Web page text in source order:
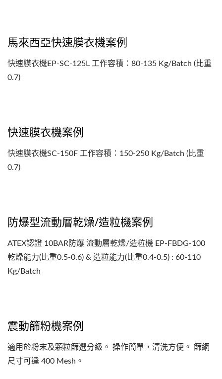
馬來西亞快速膜衣機案例
快速膜衣機EP-SC-125L 工作容積：80-135 Kg/Batch (比重
0.7)
快速膜衣機案例
快速膜衣機SC-150F 工作容積：150-250 Kg/Batch (比重
0.7)
防爆型流動層乾燥/造粒機案例
ATEX認證 10BAR防爆 流動層乾燥/造粒機 EP-FBDG-100
乾燥能力(比重0.5-0.6) & 造粒能力(比重0.4-0.5) : 60-110
Kg/Batch
震動篩粉機案例
適用於粉末及顆粒篩選分級。 操作簡單，清洗方便。 篩網
尺寸可達 400 Mesh。